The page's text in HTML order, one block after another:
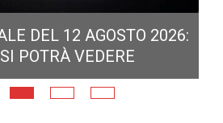
DEL 12 AGOSTO 2026:
POTRÀ VEDERE